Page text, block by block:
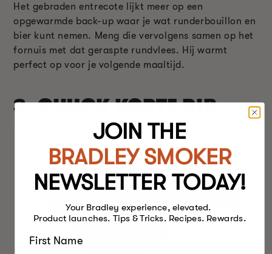
Het gebraden entrecote lijkt meer op een
opgewarmde back-up waar je wat runderbouillon en
bier kunt nemen. Meng die vervolgens samen op het
fornuis met dat geraspte rundvlees. Hij warmt
perfect op voor je volgende maaltijd.
3.CHUCK KORTE RIB
JOIN THE
BRADLEY SMOKER
NEWSLETTER TODAY!
Your Bradley experience, elevated.
Product launches. Tips & Tricks. Recipes. Rewards.
First Name